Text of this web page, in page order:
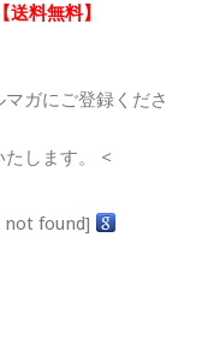
【送料無料】
ガにご登録くださ
します。 <
found]